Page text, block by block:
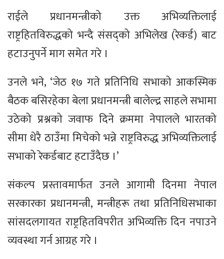
राईले प्रधानमन्त्रीको उक्त अभिव्यक्तिलाई
राष्ट्रहितविरुद्धको भन्दै संसद्को अभिलेख (रेकर्ड) बाट
हटाउनुपर्ने माग समेत गरे ।
उनले भने, ‘जेठ १७ गते प्रतिनिधि सभाको आकस्मिक
बैठक बसिरहेका बेला प्रधानमन्त्री बालेल्द्र साहले सभामा
उठेको प्रश्नको जवाफ दिने क्रममा नेपालले भारतको
सीमा धेरै ठाउँमा मिचेको भन्ने राष्ट्रविरुद्ध अभिव्यक्तिलाई
सभाको रेकर्डबाट हटाउँदैछ ।’
संकल्प प्रस्तावमार्फत उनले आगामी दिनमा नेपाल
सरकारका प्रधानमन्त्री, मन्त्रीहरू तथा प्रतिनिधिसभाका
सांसदलगायत राष्ट्रहितविपरीत अभिव्यक्ति दिन नपाउने
व्यवस्था गर्न आग्रह गरे ।